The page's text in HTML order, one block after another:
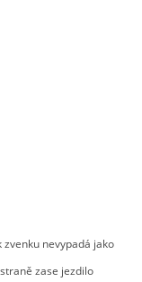
nevypadá jako
zase jezdilo